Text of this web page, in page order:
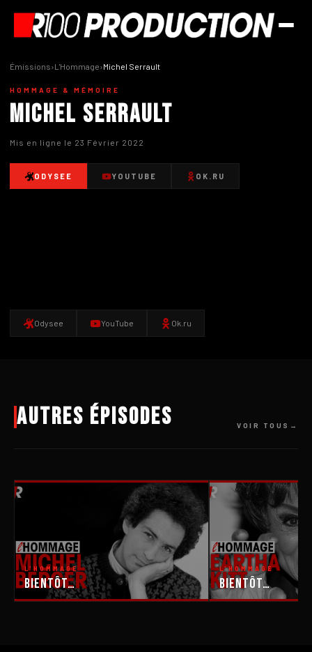
Émissions›L'Hommage›Michel Serrault
HOMMAGE & MÉMOIRE
Michel Serrault
Mis en ligne le 23 Février 2022
ODYSEE YOUTUBE OK.RU
Odysee YouTube Ok.ru
Autres épisodes VOIR TOUS
L'HOMMAGE
Bientôt…
L'HOMMAGE
Bientôt…